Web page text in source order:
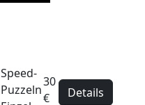
Speed-
Puzzeln
30
€
Details